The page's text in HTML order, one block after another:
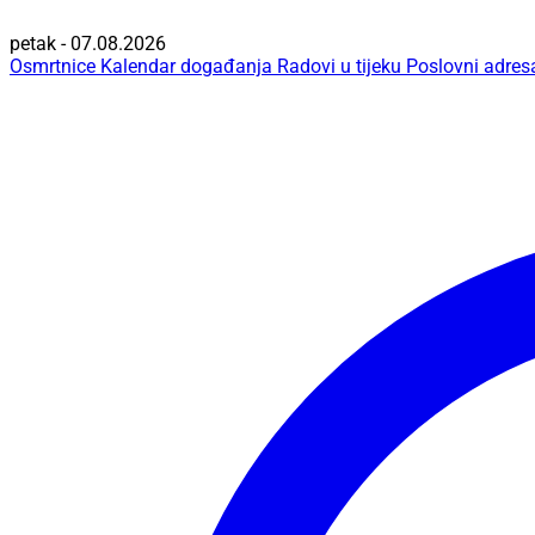
petak - 07.08.2026
Osmrtnice Kalendar događanja Radovi u tijeku Poslovni